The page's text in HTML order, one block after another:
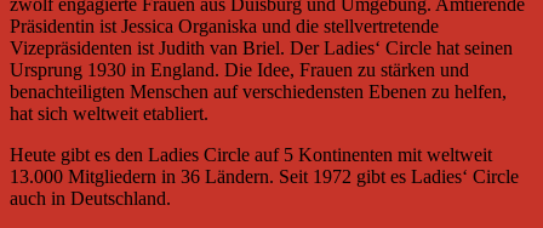
zwölf engagierte Frauen aus Duisburg und Umgebung. Amtierende
Präsidentin ist Jessica Organiska und die stellvertretende
Vizepräsidenten ist Judith van Briel. Der Ladies‘ Circle hat seinen
Ursprung 1930 in England. Die Idee, Frauen zu stärken und
benachteiligten Menschen auf verschiedensten Ebenen zu helfen,
hat sich weltweit etabliert.
Heute gibt es den Ladies Circle auf 5 Kontinenten mit weltweit
13.000 Mitgliedern in 36 Ländern. Seit 1972 gibt es Ladies‘ Circle
auch in Deutschland.